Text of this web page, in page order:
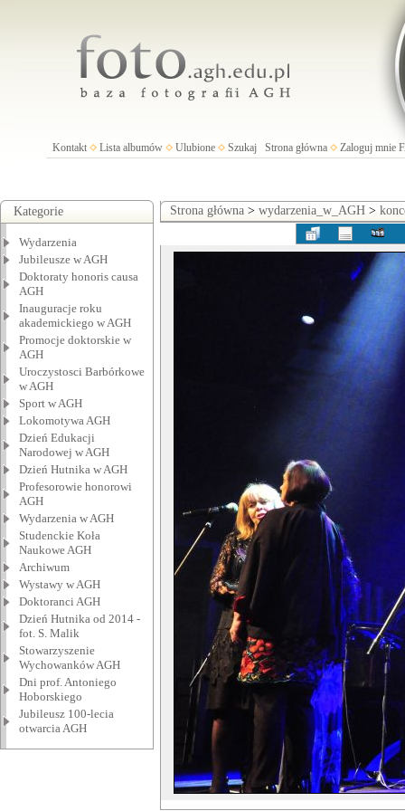
Kontakt Lista albumów Ulubione Szukaj Strona główna Zaloguj mnie
Kategorie
Wydarzenia
Jubileusze w AGH
Doktoraty honoris causa
AGH
Inauguracje roku
akademickiego w AGH
Promocje doktorskie w
AGH
Uroczystosci Barbórkowe
w AGH
Sport w AGH
Lokomotywa AGH
Dzień Edukacji
Narodowej w AGH
Dzień Hutnika w AGH
Profesorowie honorowi
AGH
Wydarzenia w AGH
Studenckie Koła
Naukowe AGH
Archiwum
Wystawy w AGH
Doktoranci AGH
Dzień Hutnika od 2014 -
fot. S. Malik
Stowarzyszenie
Wychowanków AGH
Dni prof. Antoniego
Hoborskiego
Jubileusz 100-lecia
otwarcia AGH
Strona główna > wydarzenia_w_AGH >